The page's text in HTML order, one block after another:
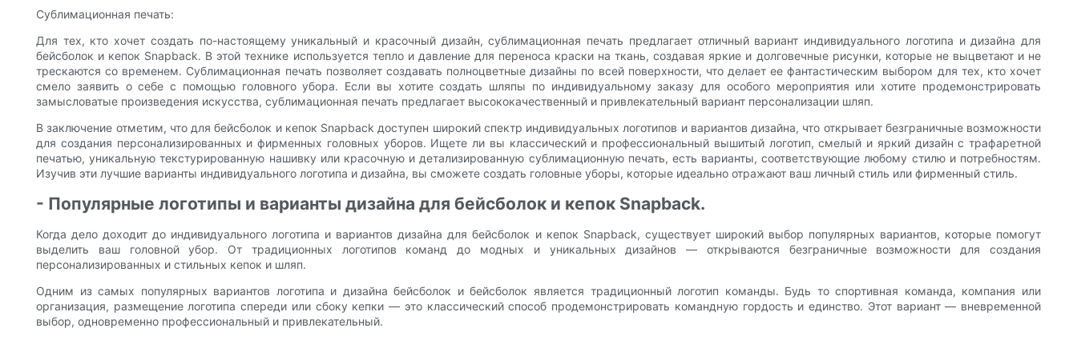
Сублимационная печать:
Для тех, кто хочет создать по-настоящему уникальный и красочный дизайн, сублимационная печать предлагает отличный вариант индивидуального логотипа и дизайна для
бейсболок и кепок Snapback. В этой технике используется тепло и давление для переноса краски на ткань, создавая яркие и долговечные рисунки, которые не выцветают и не
трескаются со временем. Сублимационная печать позволяет создавать полноцветные дизайны по всей поверхности, что делает ее фантастическим выбором для тех, кто хочет
смело заявить о себе с помощью головного убора. Если вы хотите создать шляпы по индивидуальному заказу для особого мероприятия или хотите продемонстрировать
замысловатые произведения искусства, сублимационная печать предлагает высококачественный и привлекательный вариант персонализации шляп.
В заключение отметим, что для бейсболок и кепок Snapback доступен широкий спектр индивидуальных логотипов и вариантов дизайна, что открывает безграничные возможности
для создания персонализированных и фирменных головных уборов. Ищете ли вы классический и профессиональный вышитый логотип, смелый и яркий дизайн с трафаретной
печатью, уникальную текстурированную нашивку или красочную и детализированную сублимационную печать, есть варианты, соответствующие любому стилю и потребностям.
Изучив эти лучшие варианты индивидуального логотипа и дизайна, вы сможете создать головные уборы, которые идеально отражают ваш личный стиль или фирменный стиль.
- Популярные логотипы и варианты дизайна для бейсболок и кепок Snapback.
Когда дело доходит до индивидуального логотипа и вариантов дизайна для бейсболок и кепок Snapback, существует широкий выбор популярных вариантов, которые помогут
выделить ваш головной убор. От традиционных логотипов команд до модных и уникальных дизайнов — открываются безграничные возможности для создания
персонализированных и стильных кепок и шляп.
Одним из самых популярных вариантов логотипа и дизайна бейсболок и бейсболок является традиционный логотип команды. Будь то спортивная команда, компания или
организация, размещение логотипа спереди или сбоку кепки — это классический способ продемонстрировать командную гордость и единство. Этот вариант — вневременной
выбор, одновременно профессиональный и привлекательный.